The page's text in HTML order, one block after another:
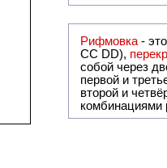
Рифмовка -
СС DD),
первой и
второй и четвёртой строкой
комбинациями